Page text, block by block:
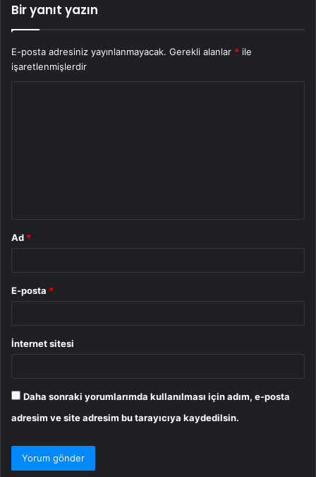
Bir yanıt yazın
E-posta adresiniz yayınlanmayacak. Gerekli alanlar * ile
işaretlenmişlerdir
Ad *
E-posta *
İnternet sitesi
Daha sonraki yorumlarımda kullanılması için adım, e-posta
adresim ve site adresim bu tarayıcıya kaydedilsin.